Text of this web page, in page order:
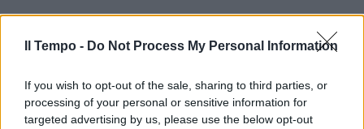
Il Tempo - Do Not Process My Personal Information
If you wish to opt-out of the sale, sharing to third parties, or
processing of your personal or sensitive information for
targeted advertising by us, please use the below opt-out